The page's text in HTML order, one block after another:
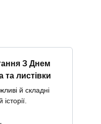
З Днем
листівки
й складні